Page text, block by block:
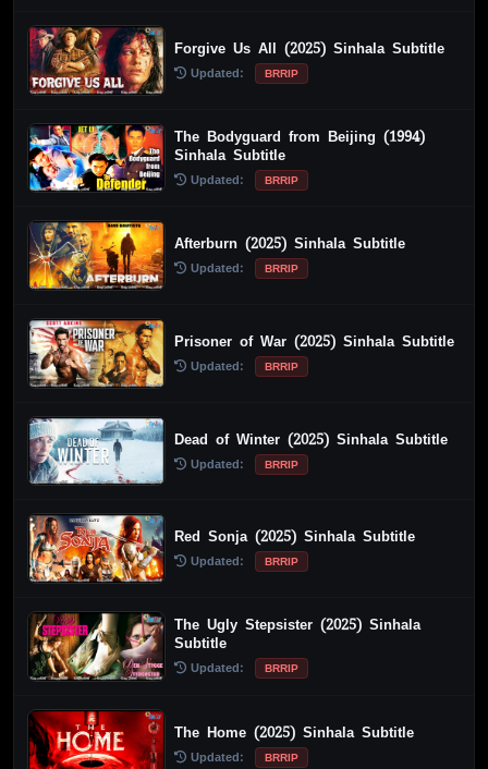
Forgive Us All (2025) Sinhala Subtitle
Updated: BRRIP
The Bodyguard from Beijing (1994)
Sinhala Subtitle
Updated: BRRIP
Afterburn (2025) Sinhala Subtitle
Updated: BRRIP
Prisoner of War (2025) Sinhala Subtitle
Updated: BRRIP
Dead of Winter (2025) Sinhala Subtitle
Updated: BRRIP
Red Sonja (2025) Sinhala Subtitle
Updated: BRRIP
The Ugly Stepsister (2025) Sinhala
Subtitle
Updated: BRRIP
The Home (2025) Sinhala Subtitle
Updated: BRRIP